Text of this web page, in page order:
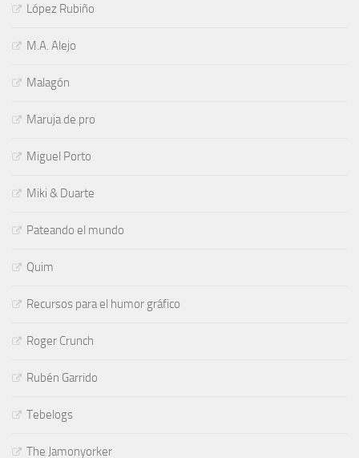
López Rubiño
M.A. Alejo
Malagón
Maruja de pro
Miguel Porto
Miki & Duarte
Pateando el mundo
Quim
Recursos para el humor gráfico
Roger Crunch
Rubén Garrido
Tebelogs
The Jamonyorker